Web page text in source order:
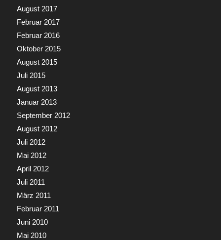
August 2017
Februar 2017
Februar 2016
Oktober 2015
August 2015
Juli 2015
August 2013
Januar 2013
September 2012
August 2012
Juli 2012
Mai 2012
April 2012
Juli 2011
März 2011
Februar 2011
Juni 2010
Mai 2010